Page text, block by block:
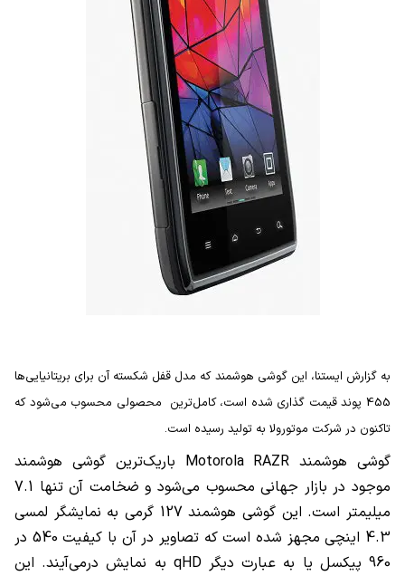
به گزارش ایستنا، این گوشی هوشمند که مدل قفل شکسته آن برای بریتانیایی‌ها
455 پوند قیمت گذاری شده است، کامل‌ترین محصولی محسوب می‌شود که
تاکنون در شرکت موتورولا به تولید رسیده است.
گوشی هوشمند Motorola RAZR باریک‌ترین گوشی هوشمند
موجود در بازار جهانی محسوب می‌شود و ضخامت آن تنها 7.1
میلیمتر است. این گوشی هوشمند 127 گرمی به نمایشگر لمسی
4.3 اینچی مجهز شده است که تصاویر در آن با کیفیت 540 در
960 پیکسل یا به عبارت دیگر qHD به نمایش درمی‌آیند. این